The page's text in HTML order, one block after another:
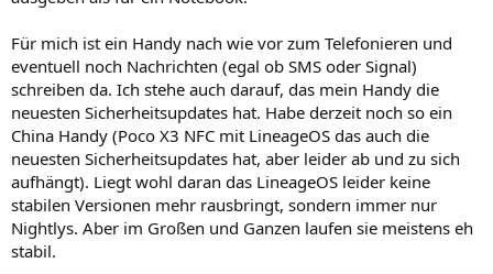
Für mich ist ein Handy nach wie vor zum Telefonieren und
eventuell noch Nachrichten (egal ob SMS oder Signal)
schreiben da. Ich stehe auch darauf, das mein Handy die
neuesten Sicherheitsupdates hat. Habe derzeit noch so ein
China Handy (Poco X3 NFC mit LineageOS das auch die
neuesten Sicherheitsupdates hat, aber leider ab und zu sich
aufhängt). Liegt wohl daran das LineageOS leider keine
stabilen Versionen mehr rausbringt, sondern immer nur
Nightlys. Aber im Großen und Ganzen laufen sie meistens eh
stabil.